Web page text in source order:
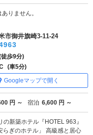
りません。
市御井旗崎3-11-24
歩9分)
(車5分)
Googleマップで開く
円 ～ 宿泊 6,600 円 ～
新築ホテル『HOTEL 963』
らぎのホテル」 高級感と居心